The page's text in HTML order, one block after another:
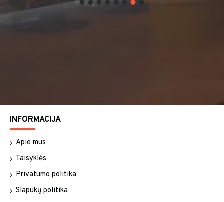
INFORMACIJA
Apie mus
Taisyklės
Privatumo politika
Slapukų politika